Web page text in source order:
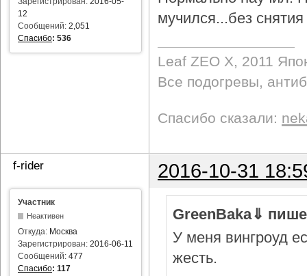
12
Сообщений: 2,051
Спасибо: 536
мучился...без снятия
Leaf ZEO Х, 2011
Все подогревы,
Спасибо сказали:
f-rider 2016-10-31
Участник
Неактивен
Откуда: Москва
Зарегистрирован: 2016-06-11
Сообщений: 477
Спасибо: 117
GreenBaka⇓
У меня вингроуд
жесть.